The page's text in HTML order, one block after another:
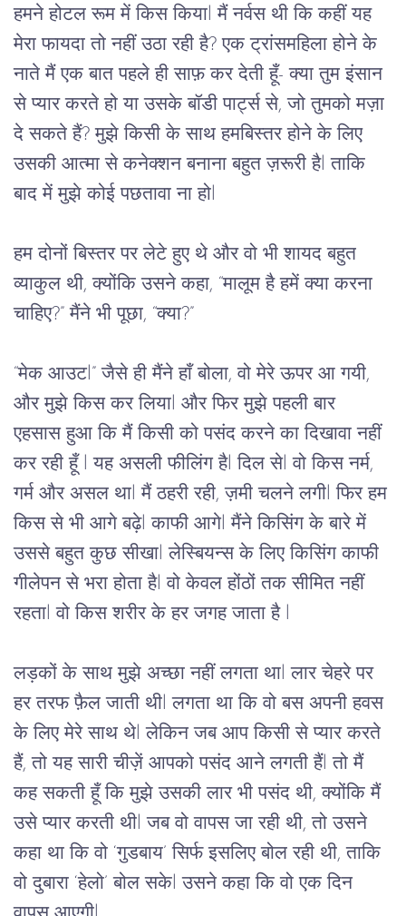
हमने होटल रूम में किस किया l मैं नर्वस थी कि कहीं यह
मेरा फायदा तो नहीं उठा रही है? एक ट्रांसमहिला होने के
नाते मैं एक बात पहले ही साफ़ कर देती हूँ- क्या तुम इंसान
से प्यार करते हो या उसके बॉडी पार्ट्स से, जो तुमको मज़ा
दे सकते हैं? मुझे किसी के साथ हमबिस्तर होने के लिए
उसकी आत्मा से कनेक्शन बनाना बहुत ज़रूरी हैl ताकि
बाद में मुझे कोई पछतावा ना हो
हम दोनों बिस्तर पर लेटे हुए थे और वो भी शायद बहुत
व्याकुल थी, क्योंकि उसने कहा, “मालूम है हमें क्या करना
चाहिए?” मैंने भी पूछा, “क्या?”
“मेक आउट l” जैसे ही मैंने हाँ बोला, वो मेरे ऊपर आ गयी,
और मुझे किस कर लिया और फिर मुझे पहली बार
एहसास हुआ कि मैं किसी को पसंद करने का दिखावा नहीं
कर रही हूँ l यह असली फीलिंग हैl दिल सेl वो किस नर्म,
गर्म और असल था l मैं ठहरी रही, ज़मी चलने लगी l फिर हम
किस से भी आगे बढ़ेl काफी आगेl मैंने किसिंग के बारे में
उससे बहुत कुछ सीखा l लेस्बियन्स के लिए किसिंग काफी
गीलेपन से भरा होता हैl वो केवल होंठों तक सीमित नहीं
रहता l वो किस शरीर के हर जगह जाता है
लड़कों के साथ मुझे अच्छा नहीं लगता था l लार चेहरे पर
हर तरफ फ़ैल जाती थी l लगता था कि वो बस अपनी हवस
के लिए मेरे साथ थे l लेकिन जब आप किसी से प्यार करते
हैं, तो यह सारी चीज़ें आपको पसंद आने लगती हैंl तो मैं
कह सकती हूँ कि मुझे उसकी लार भी पसंद थी, क्योंकि मैं
उसे प्यार करती थी l जब वो वापस जा रही थी, तो उसने
कहा था कि वो ‘गुडबाय’ सिर्फ इसलिए बोल रही थी, ताकि
वो दुबारा ‘हेलो’ बोल सके l उसने कहा कि वो एक दिन